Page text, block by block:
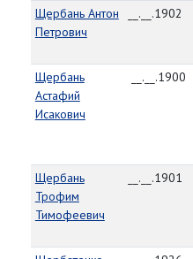
Щербань Антон
Петрович
__.__.1902
Щербань
Астафий
Исакович
__.__.1900
Щербань
Трофим
Тимофеевич
__.__.1901